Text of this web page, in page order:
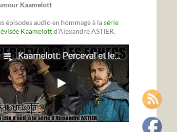
Kaamelott
épisodes audio en hommage à lasérie
Kaamelottd'Alexandre ASTIER.